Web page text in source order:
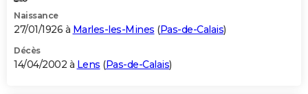
Naissance
27/01/1926 à Marles-les-Mines (Pas-de-Calais)
Décès
14/04/2002 à Lens (Pas-de-Calais)